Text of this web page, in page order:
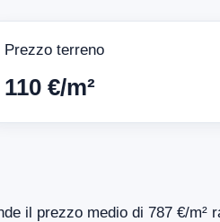
Prezzo terreno
110 €/m²
il prezzo medio di 787 €/m²